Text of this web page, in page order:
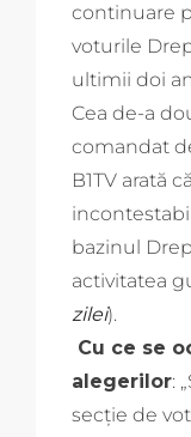
continuare
voturile
ultimii doi
Cea de-a
comandat
B1TV arată
bazinul
activitatea
zilei).
Cu ce se
alegerilor:
secţie de